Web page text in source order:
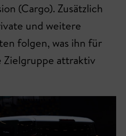
(Cargo). Zusätzlich
und weitere
folgen, was ihn für
attraktiv